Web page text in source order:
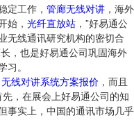
定工作， 管廊无线对讲 ，海外
始， 光纤直放站 ，”好易通公
无线通讯研究机构的密切合
，也是好易通公司巩固海外
。
无线对讲系统方案报价 ，而且
先，在展会上好易通公司的知
事实上，中国的通讯市场几乎